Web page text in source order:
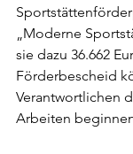
„Moderne
sie dazu 36.662
Förderbescheid
Verantwortlichen
Arbeiten